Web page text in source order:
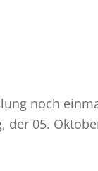
noch
der 05.